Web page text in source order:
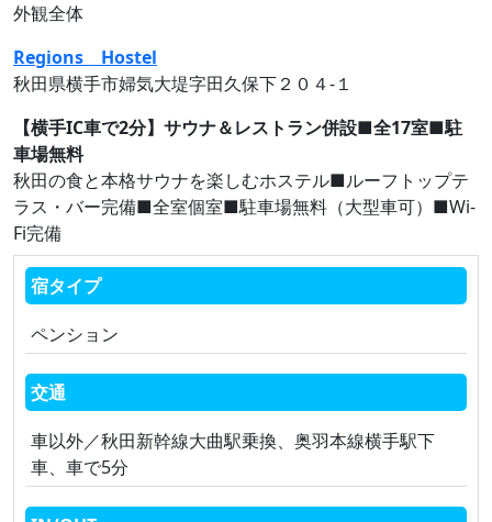
外観全体
Regions Hostel
秋田県横手市婦気大堤字田久保下２０４‐１
【横手IC車で2分】サウナ＆レストラン併設■全17室■駐
車場無料
秋田の食と本格サウナを楽しむホステル■ルーフトップテ
ラス・バー完備■全室個室■駐車場無料（大型車可）■Wi-
Fi完備
宿タイプ
ペンション
交通
車以外／秋田新幹線大曲駅乗換、奥羽本線横手駅下
車、車で5分